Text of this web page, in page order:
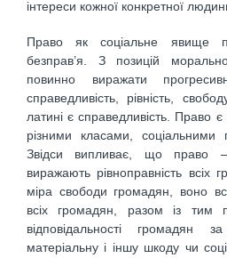
інтереси кожної конкретної
Право як соціальне явище
безправ’я. З позицій
повинно виражати
справедливість, рівність,
латині є справедливість. Право
різними класами,
Звідси випливає, що право
виражають рівноправність
міра свободи громадян, воно
всіх громадян, разом із тим
відповідальності громадян
матеріальну і іншу шкоду чи